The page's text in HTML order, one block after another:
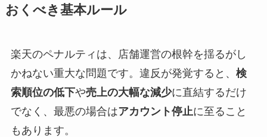
おくべき基本ルール
楽天のペナルティは、店舗運営の根幹を揺るがし
かねない重大な問題です。違反が発覚すると、 検
索順位の低下や売上の大幅な減少に直結するだけ
でなく、最悪の場合はアカウント停止に至ること
もあります。